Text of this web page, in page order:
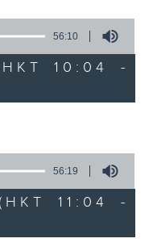
56:10
10:04 -
56:19
11:04 -